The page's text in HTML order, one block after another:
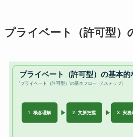
プライベート（許可型）